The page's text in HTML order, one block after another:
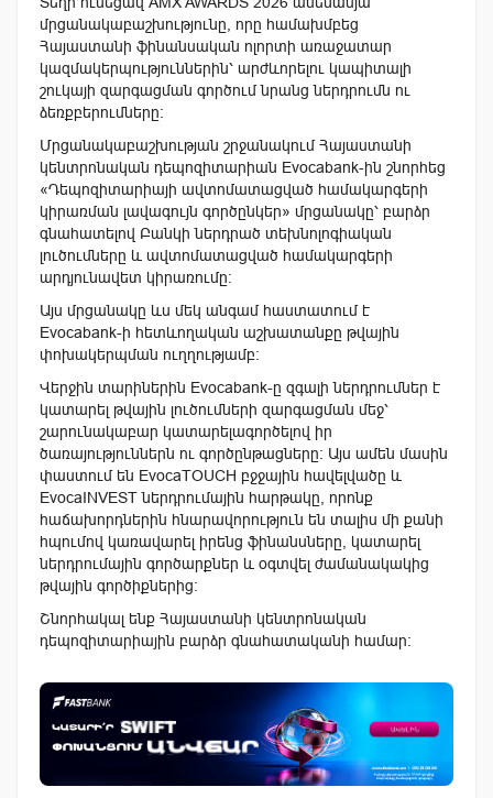
մրցանակաբաշխությունը, որը համախմբեց
Հայաստանի ֆինանսական ոլորտի առաջատար
կազմակերպություններին՝ արժևորելու կապիտալի
շուկայի զարգացման գործում նրանց ներդրումն ու
ձեռքբերումները։
Մրցանակաբաշխության շրջանակում Հայաստանի
կենտրոնական դեպոզիտարիան Evocabank-ին շնորհեց
«Դեպոզիտարիայի ավտոմատացված համակարգերի
կիրառման լավագույն գործընկեր» մրցանակը՝ բարձր
գնահատելով Բանկի ներդրած տեխնոլոգիական
լուծումները և ավտոմատացված համակարգերի
արդյունավետ կիրառումը։
Այս մրցանակը ևս մեկ անգամ հաստատում է
Evocabank-ի հետևողական աշխատանքը թվային
փոխակերպման ուղղությամբ։
Վերջին տարիներին Evocabank-ը զգալի ներդրումներ է
կատարել թվային լուծումների զարգացման մեջ՝
շարունակաբար կատարելագործելով իր
ծառայություններն ու գործընթացները։ Այս ամեն մասին
փաստում են EvocaTOUCH բջջային հավելվածը և
EvocaINVEST ներդրումային հարթակը, որոնք
հաճախորդներին հնարավորություն են տալիս մի քանի
հպումով կառավարել իրենց ֆինանսները, կատարել
ներդրումային գործարքներ և օգտվել ժամանակակից
թվային գործիքներից։
Շնորհակալ ենք Հայաստանի կենտրոնական
դեպոզիտարիային բարձր գնահատականի համար։